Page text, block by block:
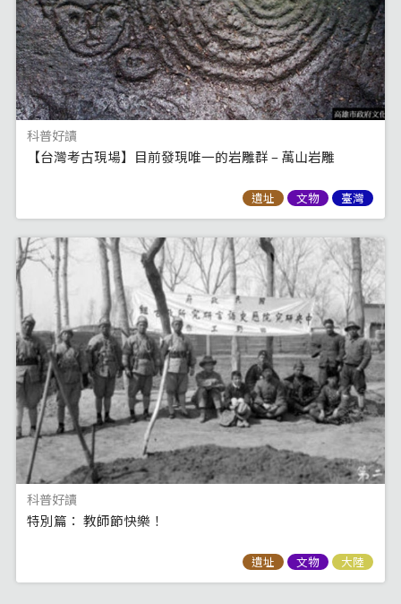
科普好讀
【台灣考古現場】目前發現唯一的岩雕群 – 萬山岩雕
遺址 文物 臺灣
科普好讀
特別篇： 教師節快樂！
遺址 文物 大陸